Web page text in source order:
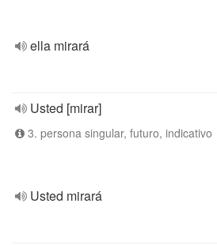
ella mirará
Usted [mirar]
3. persona singular, futuro, indicativo
Usted mirará